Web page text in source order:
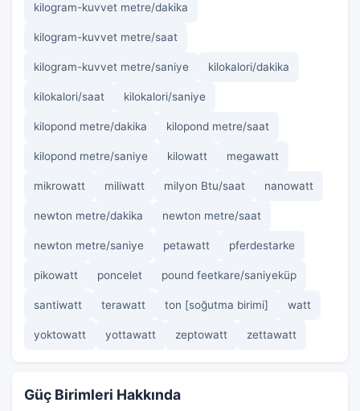
kilogram-kuvvet metre/dakika
kilogram-kuvvet metre/saat
kilogram-kuvvet metre/saniye kilokalori/dakika
kilokalori/saat kilokalori/saniye
kilopond metre/dakika kilopond metre/saat
kilopond metre/saniye kilowatt megawatt
mikrowatt miliwatt milyon Btu/saat nanowatt
newton metre/dakika newton metre/saat
newton metre/saniye petawatt pferdestarke
pikowatt poncelet pound feetkare/saniyeküp
santiwatt terawatt ton [soğutma birimi] watt
yoktowatt yottawatt zeptowatt zettawatt
Güç Birimleri Hakkında